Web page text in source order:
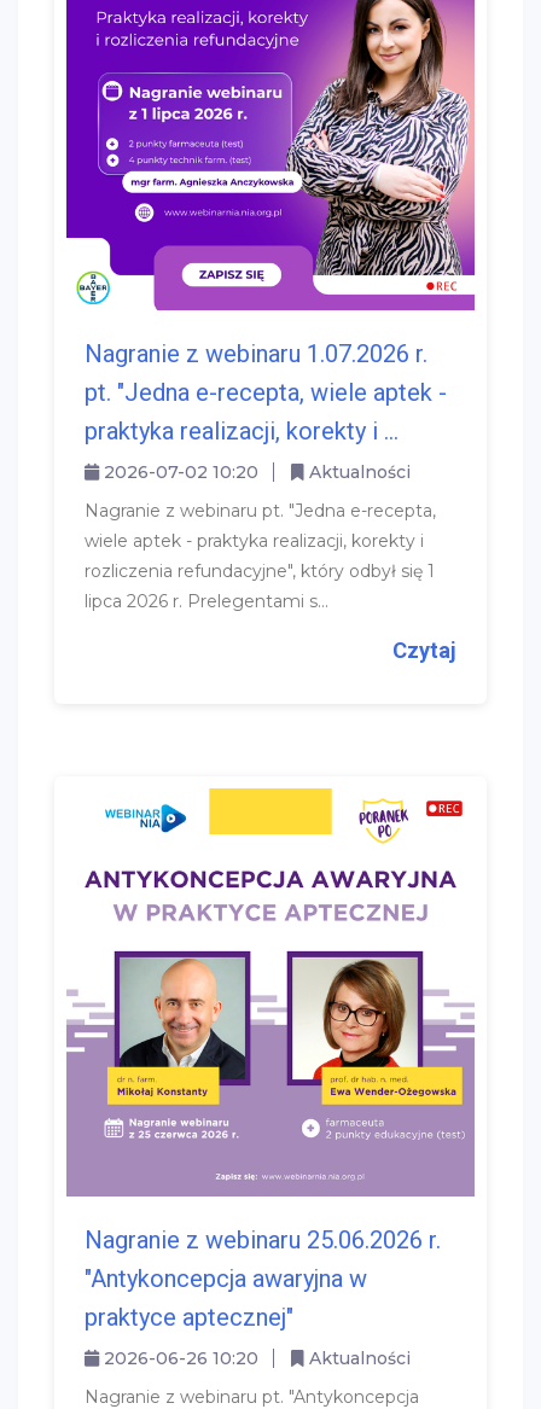
Nagranie z webinaru 1.07.2026 r.
pt. "Jedna e-recepta, wiele aptek -
praktyka realizacji, korekty i ...
2026-07-02 10:20
Aktualności
Nagranie z webinaru pt. "Jedna e-recepta,
wiele aptek - praktyka realizacji, korekty i
rozliczenia refundacyjne", który odbył się 1
lipca 2026 r. Prelegentami s...
Czytaj
Nagranie z webinaru 25.06.2026 r.
"Antykoncepcja awaryjna w
praktyce aptecznej"
2026-06-26 10:20
Aktualności
Nagranie z webinaru pt. "Antykoncepcja